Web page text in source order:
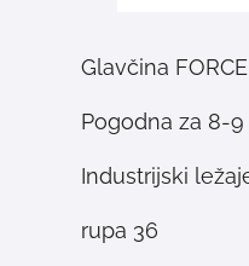
Glavčina
Pogodna za 8-9
Industrijski
36 rupa